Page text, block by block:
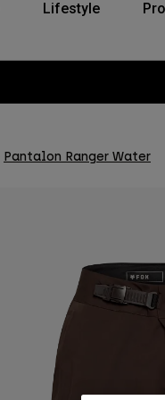
Lifestyle
Pantalon Ranger Water